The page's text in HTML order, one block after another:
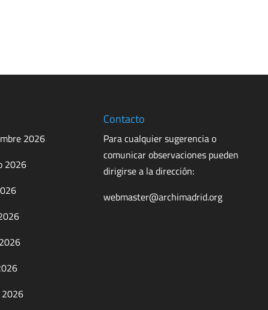
2026
2026
2026
Contacto
Para cualquier sugerencia o
comunicar observaciones pueden
dirigirse a la dirección:
webmaster@archimadrid.org